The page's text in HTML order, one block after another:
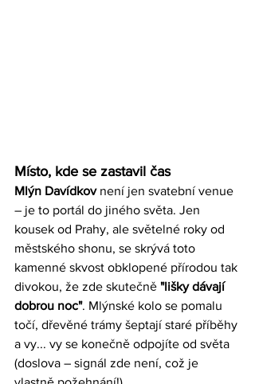
Místo, kde se zastavil čas
Mlýn Davídkov není jen svatební venue
– je to portál do jiného světa. Jen
kousek od Prahy, ale světelné roky od
městského shonu, se skrývá toto
kamenné skvost obklopené přírodou tak
divokou, že zde skutečně "lišky dávají
dobrou noc". Mlýnské kolo se pomalu
točí, dřevěné trámy šeptají staré příběhy
a vy... vy se konečně odpojíte od světa
(doslova – signál zde není, což je